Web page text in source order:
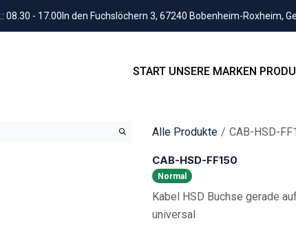
08.30 - 17.00 In den Fuchslöchern 3, 67240 Bobenheim-Roxheim,
START UNSERE MARKEN
Alle Produkte CAB-HSD-
CAB-HSD-FF150
Normal
Kabel HSD Buchse gerade
universal